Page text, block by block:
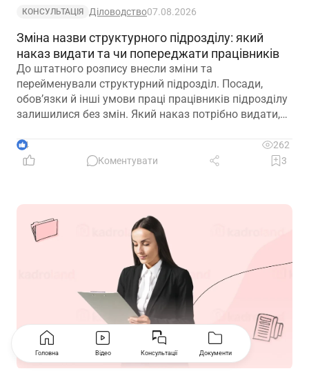
КОНСУЛЬТАЦІЯ Діловодство07.08.2026
Зміна назви структурного підрозділу: який
наказ видати та чи попереджати працівників
До штатного розпису внесли зміни та
перейменували структурний підрозділ. Посади,
обов’язки й інші умови праці працівників підрозділу
залишилися без змін. Який наказ потрібно видати,
підрозділі з новою назвою: про переведення чи
переміщення? Чи потрібно вносити записи до
зміною істотних умов праці? Наприклад, працівник
був обліковцем тваринного комплексу, а після
перейменування працює у свинофермі.
4
262
Коментувати
3
Головна Відео Консультації Документи